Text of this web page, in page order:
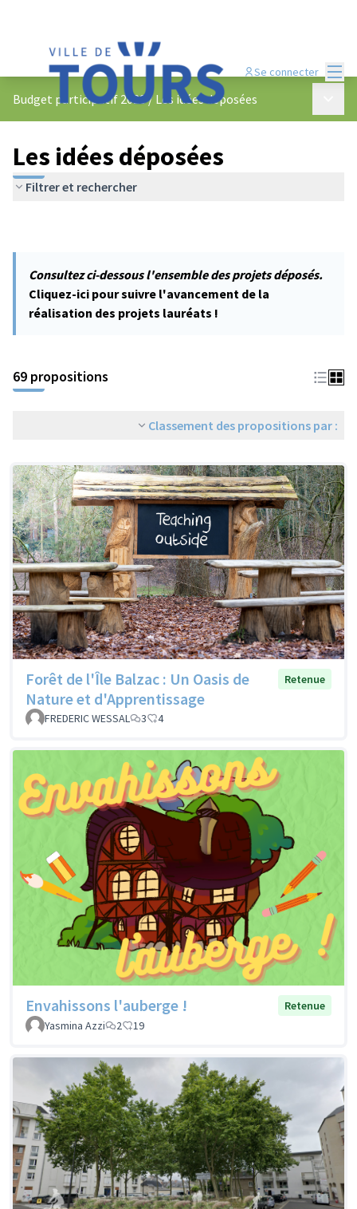
Se connecter
Budget participatif 2023/ Les idées déposées
Les idées déposées
Filtrer et rechercher
Consultez ci-dessous l'ensemble des projets déposés.
Cliquez-ici pour suivre l'avancement de la
réalisation des projets lauréats !
69 propositions
Classement des propositions par :
Forêt de l'Île Balzac : Un Oasis de
Nature et d'Apprentissage
Retenue
FREDERIC WESSAL 3 4
Envahissons l'auberge !
Retenue
Yasmina Azzi
2 19